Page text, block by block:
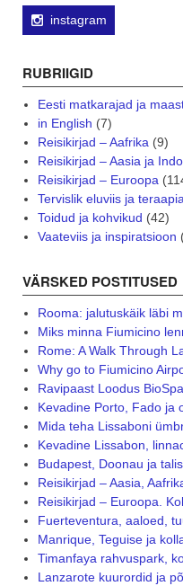
instagram
RUBRIIGID
Eesti matkarajad ja
in English (7)
Reisikirjad – Aafrika (9)
Reisikirjad – Aasia ja
Reisikirjad – Euroopa
Tervislik eluviis ja
Toidud ja kohvikud (42)
Vaateviis ja inspiratsioon
VÄRSKED POSTITUSED
Rooma: jalutuskäik läbi
Miks minna Fiumicino
Rome: A Walk Through
Why go to Fiumicino
Ravipaast Loodus
Kevadine Porto, Fado ja
Mida teha Lissaboni
Kevadine Lissabon,
Budapest, Doonau ja
Reisikirjad – Aasia,
Reisikirjad – Euroopa.
Fuerteventura, aaloed,
Manrique, Teguise ja
Timanfaya rahvuspark,
Lanzarote kuurordid ja